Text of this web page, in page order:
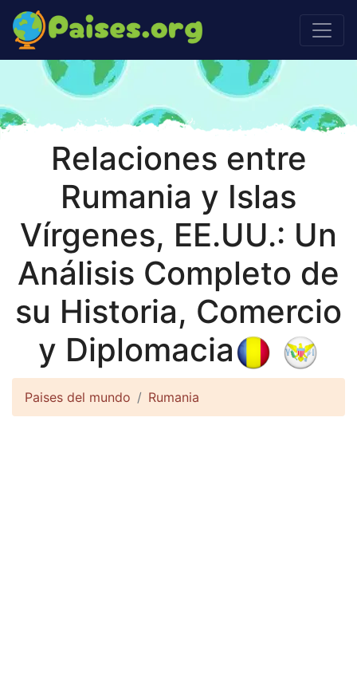
Relaciones entre
Rumania y Islas
Vírgenes, EE.UU.: Un
Análisis Completo de
su Historia, Comercio
y Diplomacia
Paises del mundo Rumania